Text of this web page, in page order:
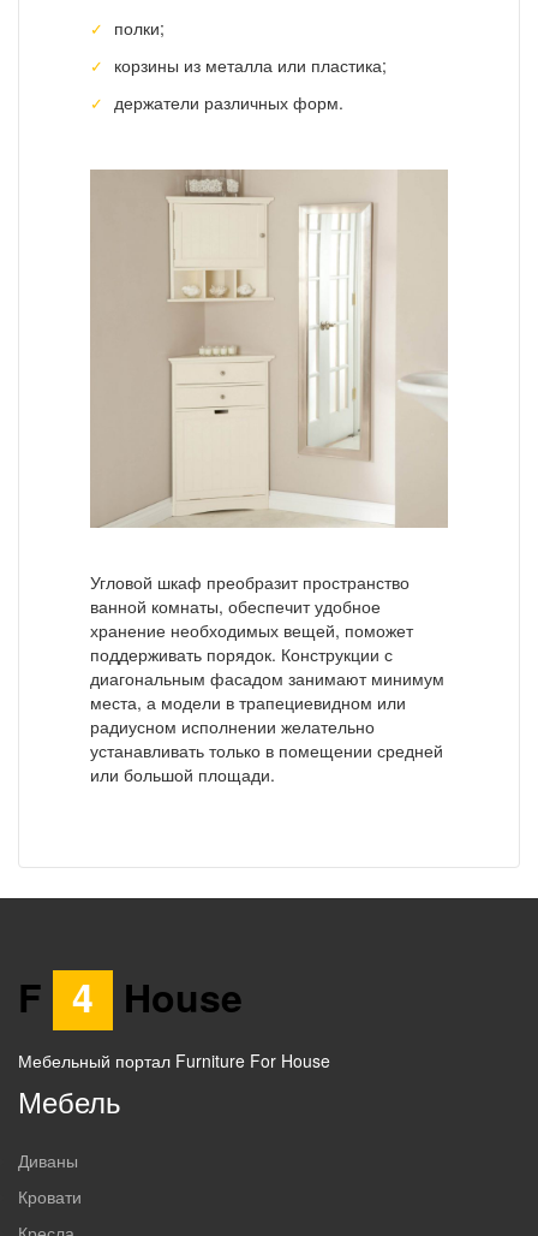
полки;
корзины из металла или пластика;
держатели различных форм.
Угловой шкаф преобразит пространство
ванной комнаты, обеспечит удобное
хранение необходимых вещей, поможет
поддерживать порядок. Конструкции с
диагональным фасадом занимают минимум
места, а модели в трапециевидном или
радиусном исполнении желательно
устанавливать только в помещении средней
или большой площади.
F 4 House
Мебельный портал Furniture For House
Мебель
Диваны
Кровати